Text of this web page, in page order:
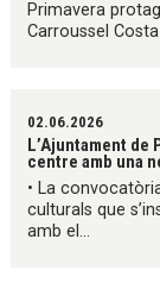
Primavera
Carroussel
02.06.2026
L’Ajuntament
centre amb una
• La
culturals que
amb el...